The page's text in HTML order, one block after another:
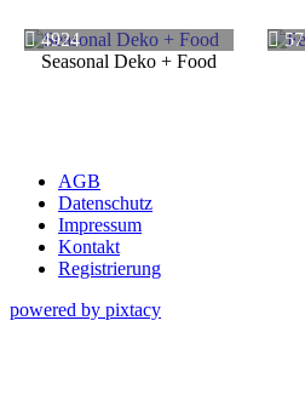
4924
Seasonal Deko + Food
57
AGB
Datenschutz
Impressum
Kontakt
Registrierung
powered by pixtacy